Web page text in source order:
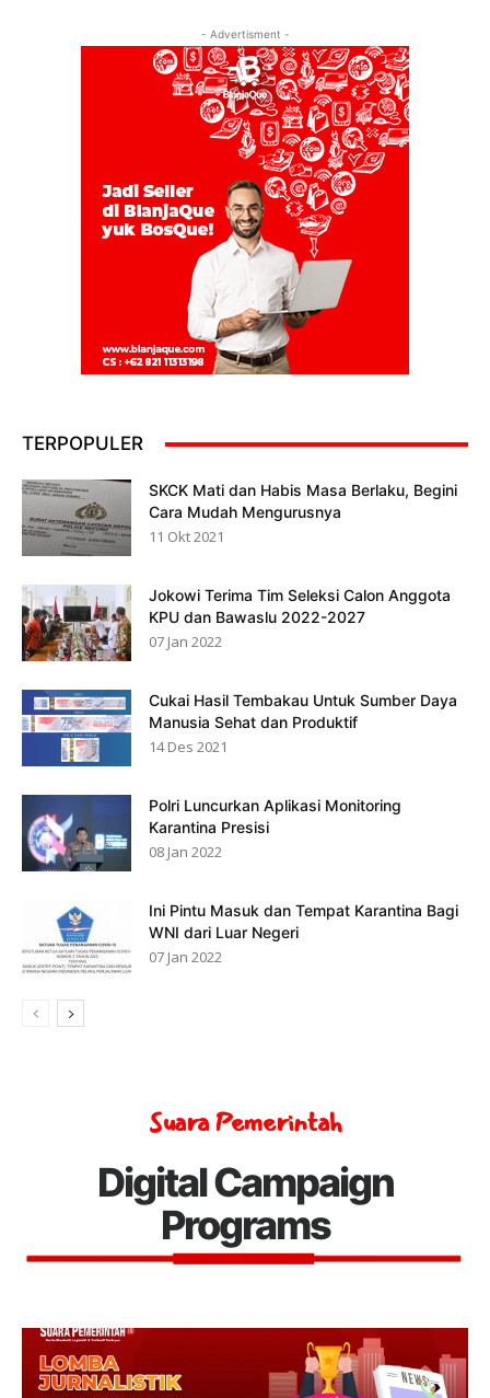
- Advertisment -
TERPOPULER
SKCK Mati dan Habis Masa Berlaku, Begini
Cara Mudah Mengurusnya
11 Okt 2021
Jokowi Terima Tim Seleksi Calon Anggota
KPU dan Bawaslu 2022-2027
07 Jan 2022
Cukai Hasil Tembakau Untuk Sumber Daya
Manusia Sehat dan Produktif
14 Des 2021
Polri Luncurkan Aplikasi Monitoring
Karantina Presisi
08 Jan 2022
Ini Pintu Masuk dan Tempat Karantina Bagi
WNI dari Luar Negeri
07 Jan 2022
Suara Pemerintah
Digital Campaign
Programs